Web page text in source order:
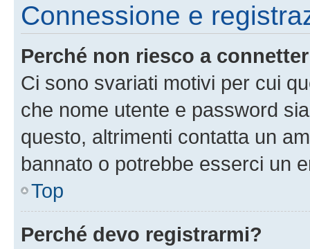
Connessione e
Perché non riesco a
Ci sono svariati motivi per cui
che nome utente e password
questo, altrimenti contatta un
bannato o potrebbe esserci un
Top
Perché devo registrarmi?